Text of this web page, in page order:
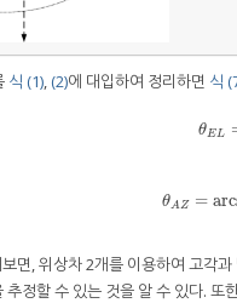
식 (1),(2)에 대입하여 정리하면 식
θEL
θE L
θAZ =
θAZ=
면, 위상차 2개를 이용하여 고각
추정할 수 있는 것을 알 수 있다. 또